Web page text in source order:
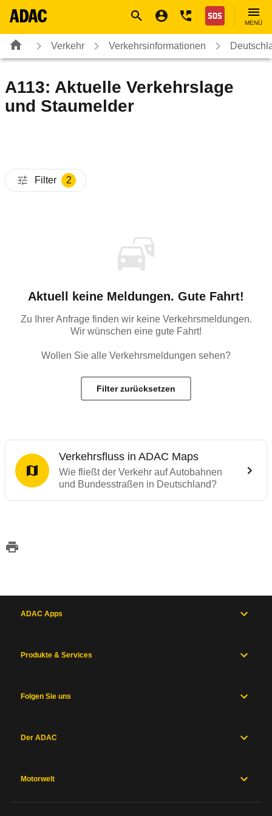
Nothilfe
MENÜ
Verkehr Verkehrsinformationen
A113: Aktuelle Verkehrslage
und Staumelder
Filter 2
Aktuell keine Meldungen. Gute Fahrt!
Zu Ihrer Anfrage finden wir keine Verkehrsmeldungen.
Wir wünschen eine gute Fahrt!
Wollen Sie alle Verkehrsmeldungen sehen?
Filter zurücksetzen
Verkehrsfluss in ADAC Maps
Wie fließt der Verkehr auf Autobahnen
und Bundesstraßen in Deutschland?
ADAC Apps
Produkte & Services
Folgen Sie uns
Der ADAC
Motorwelt